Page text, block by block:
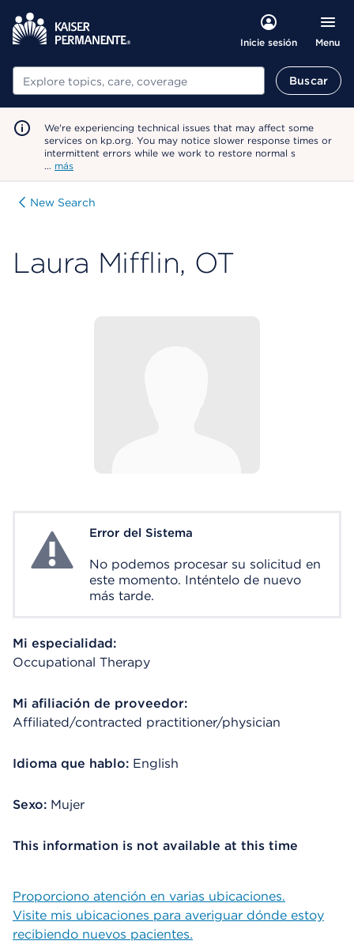
Inicie sesión Menu
Buscar Buscar
We're experiencing technical issues that may affect some
services on kp.org. You may notice slower response times or
intermittent errors while we work to restore normal s
… más
New Search
Laura Mifflin, OT
System ErrorError del Sistema
No podemos procesar su solicitud en
este momento. Inténtelo de nuevo
más tarde.
Mi especialidad:
Occupational Therapy
Mi afiliación de proveedor:
Affiliated/contracted practitioner/physician
Idioma que hablo: English
Sexo: Mujer
This information is not available at this time
Proporciono atención en varias ubicaciones.
Visite mis ubicaciones para averiguar dónde estoy
recibiendo nuevos pacientes.